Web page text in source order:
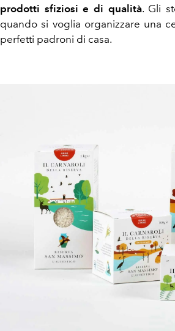
prodotti sfiziosi e di qualità. Gli
quando si voglia organizzare una
perfetti padroni di casa.